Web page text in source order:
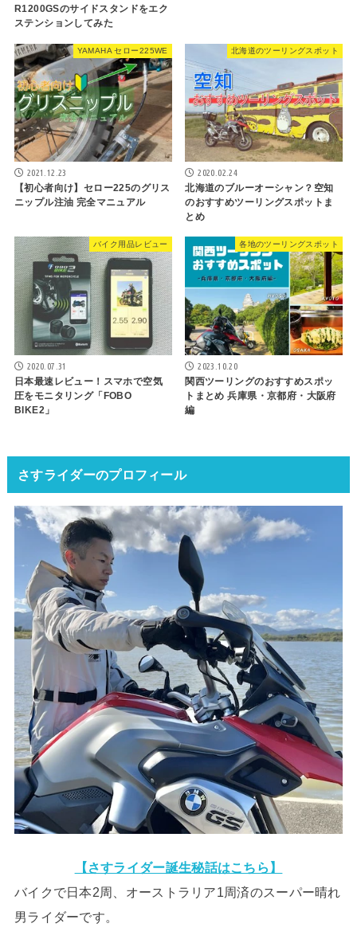
R1200GSのサイドスタンドをエク
ステンションしてみた
YAMAHA セロー225WE
2021.12.23
【初心者向け】セロー225のグリス
ニップル注油 完全マニュアル
北海道のツーリングスポット
2020.02.24
北海道のブルーオーシャン？空知
のおすすめツーリングスポットま
とめ
バイク用品レビュー
2020.07.31
日本最速レビュー！スマホで空気
圧をモニタリング「FOBO
BIKE2」
各地のツーリングスポット
2023.10.20
関西ツーリングのおすすめスポッ
トまとめ 兵庫県・京都府・大阪府
編
さすライダーのプロフィール
【さすライダー誕生秘話はこちら】
バイクで日本2周、オーストラリア1周済のスーパー晴れ
男ライダーです。